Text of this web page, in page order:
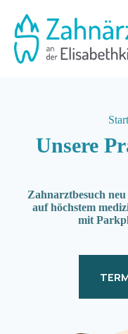
Inhalt
springen
Start
Unsere
Zahnarztbesuch
auf höchstem
mit